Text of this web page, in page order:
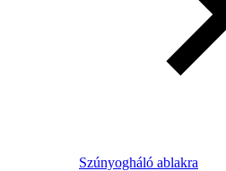
Szúnyogháló ablakra